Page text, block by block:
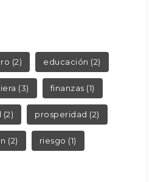
(2) educación (2)
(3) finanza (1)
(2) prosperidad (2)
(2) riesgo (1)